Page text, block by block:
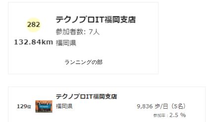
ランニングの部